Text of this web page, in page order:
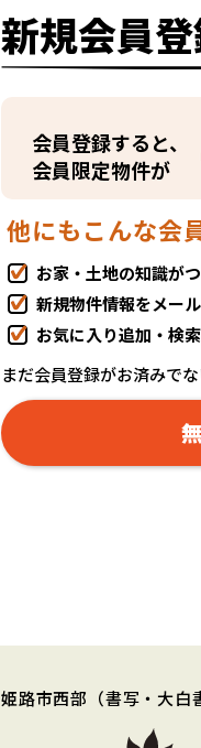
新規会員
会員登録すると、
会員限定物件が
他にもこんな会
お家・土地の知識が
新規物件情報をメー
お気に入り追加・検
まだ会員登録がお済みで
姫路市西部 （書写・大白